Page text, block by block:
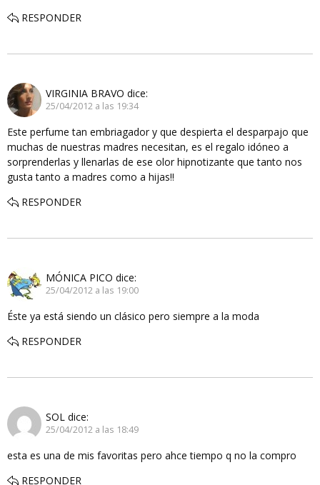
RESPONDER
VIRGINIA BRAVO dice:
25/04/2012 a las 19:34
Este perfume tan embriagador y que despierta el desparpajo que
muchas de nuestras madres necesitan, es el regalo idóneo a
sorprenderlas y llenarlas de ese olor hipnotizante que tanto nos
gusta tanto a madres como a hijas!!
RESPONDER
MÓNICA PICO dice:
25/04/2012 a las 19:00
Éste ya está siendo un clásico pero siempre a la moda
RESPONDER
SOL dice:
25/04/2012 a las 18:49
esta es una de mis favoritas pero ahce tiempo q no la compro
RESPONDER